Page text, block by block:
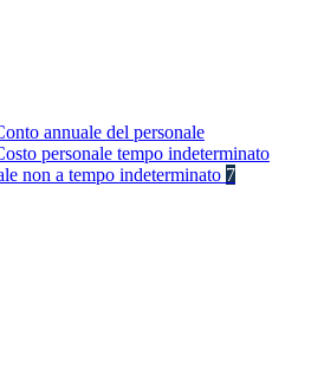
annuale del personale
personale tempo indeterminato
non a tempo indeterminato 7